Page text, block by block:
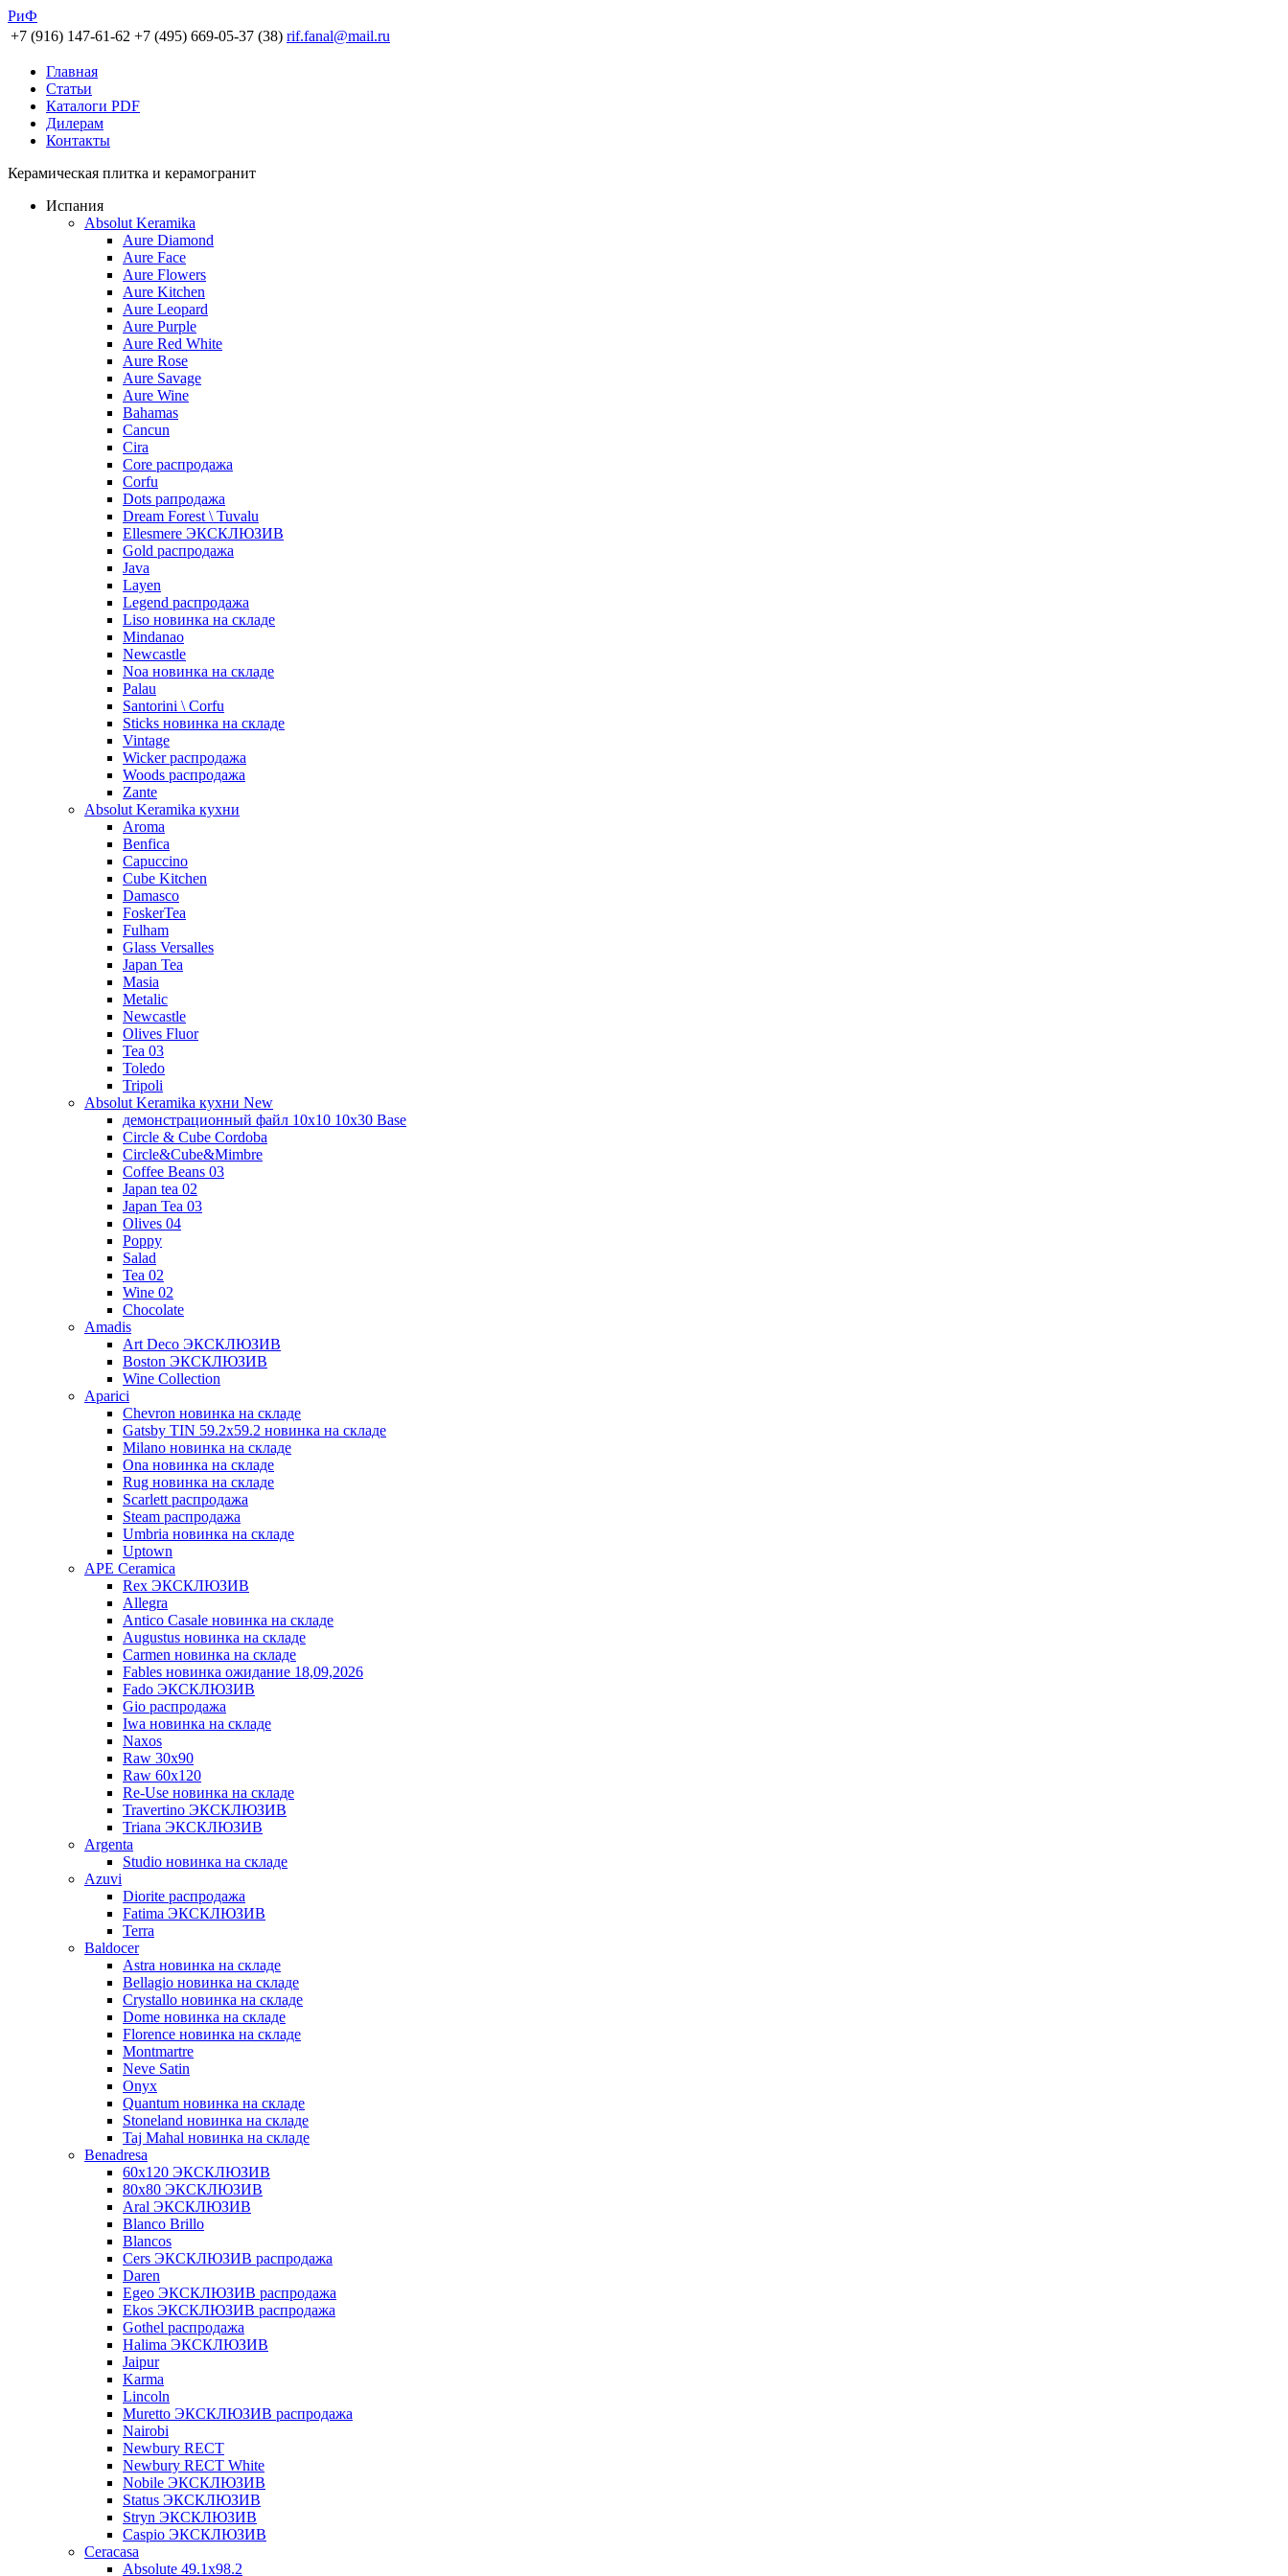
РиФ
+7 (916) 147-61-62 +7 (495) 669-05-37 (38) rif.fanal@mail.ru
Главная
Статьи
Каталоги PDF
Дилерам
Контакты
Керамическая плитка и керамогранит
Испания
Absolut Keramika
Aure Diamond
Aure Face
Aure Flowers
Aure Kitchen
Aure Leopard
Aure Purple
Aure Red White
Aure Rose
Aure Savage
Aure Wine
Bahamas
Cancun
Cira
Core распродажа
Corfu
Dots рапродажа
Dream Forest \ Tuvalu
Ellesmere ЭКСКЛЮЗИВ
Gold распродажа
Java
Layen
Legend распродажа
Liso новинка на складе
Mindanao
Newcastle
Noa новинка на складе
Palau
Santorini \ Corfu
Sticks новинка на складе
Vintage
Wicker распродажа
Woods распродажа
Zante
Absolut Keramika кухни
Aroma
Benfica
Capuccino
Cube Kitchen
Damasco
FoskerTea
Fulham
Glass Versalles
Japan Tea
Masia
Metalic
Newcastle
Olives Fluor
Tea 03
Toledo
Tripoli
Absolut Keramika кухни New
демонстрационный файл 10x10 10x30 Base
Circle & Cube Cordoba
Circle&Cube&Mimbre
Coffee Beans 03
Japan tea 02
Japan Tea 03
Olives 04
Poppy
Salad
Tea 02
Wine 02
Chocolate
Amadis
Art Deco ЭКСКЛЮЗИВ
Boston ЭКСКЛЮЗИВ
Wine Collection
Aparici
Chevron новинка на складе
Gatsby TIN 59.2x59.2 новинка на складе
Milano новинка на складе
Ona новинка на складе
Rug новинка на складе
Scarlett распродажа
Steam распродажа
Umbria новинка на складе
Uptown
APE Ceramica
Rex ЭКСКЛЮЗИВ
Allegra
Antico Casale новинка на складе
Augustus новинка на складе
Carmen новинка на складе
Fables новинка ожидание 18,09,2026
Fado ЭКСКЛЮЗИВ
Gio распродажа
Iwa новинка на складе
Naxos
Raw 30x90
Raw 60х120
Re-Use новинка на складе
Travertino ЭКСКЛЮЗИВ
Triana ЭКСКЛЮЗИВ
Argenta
Studio новинка на складе
Azuvi
Diorite распродажа
Fatima ЭКСКЛЮЗИВ
Terra
Baldoсer
Astra новинка на складе
Bellagio новинка на складе
Crystallo новинка на складе
Dome новинка на складе
Florence новинка на складе
Montmartre
Neve Satin
Onyx
Quantum новинка на складе
Stoneland новинка на складе
Taj Mahal новинка на складе
Benadresa
60х120 ЭКСКЛЮЗИВ
80х80 ЭКСКЛЮЗИВ
Aral ЭКСКЛЮЗИВ
Blanco Brillo
Blancos
Cers ЭКСКЛЮЗИВ распродажа
Daren
Egeo ЭКСКЛЮЗИВ распродажа
Ekos ЭКСКЛЮЗИВ распродажа
Gothel распродажа
Halima ЭКСКЛЮЗИВ
Jaipur
Karma
Lincoln
Muretto ЭКСКЛЮЗИВ распродажа
Nairobi
Newbury RECT
Newbury RECT White
Nobile ЭКСКЛЮЗИВ
Status ЭКСКЛЮЗИВ
Stryn ЭКСКЛЮЗИВ
Сaspio ЭКСКЛЮЗИВ
Ceracasa
Absolute 49.1x98.2